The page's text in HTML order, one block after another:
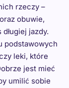
rzeczy –
obuwie,
jazdy.
podstawowych
leki, które
jest mieć
umilić sobie